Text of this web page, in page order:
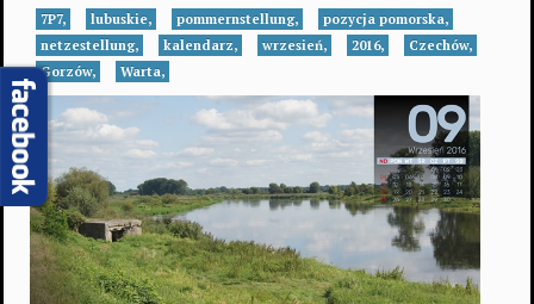
7P7, lubuskie, pommernstellung,
pozycja pomorska,
netzestellung,
kalendarz, wrzesień, 2016,
Czechów,
Gorzów,
Warta,